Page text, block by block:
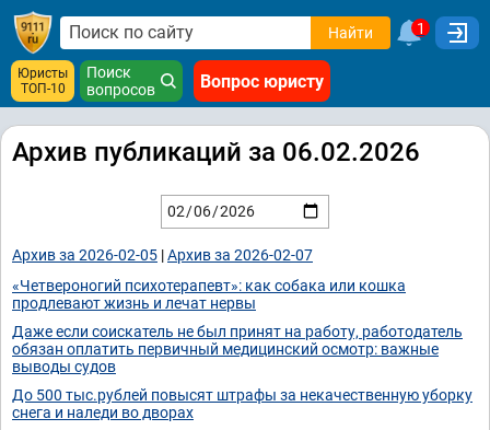
Найти 1
Юристы
ТОП-10
Поиск
вопросов
Вопрос юристу
Архив публикаций за 06.02.2026
Архив за 2026-02-05 |Архив за 2026-02-07
«Четвероногий психотерапевт»: как собака или кошка
продлевают жизнь и лечат нервы
Даже если соискатель не был принят на работу, работодатель
обязан оплатить первичный медицинский осмотр: важные
выводы судов
До 500 тыс.рублей повысят штрафы за некачественную уборку
снега и наледи во дворах